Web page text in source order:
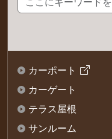
カーポート
カーゲート
テラス屋根
サンルーム